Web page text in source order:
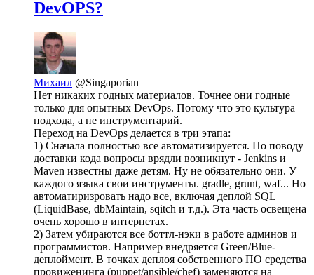
DevOPS?
Михаил @Singaporian
Нет никаких годных материалов. Точнее они годные
только для опытных DevOps. Потому что это культура
подхода, а не инструментарий.
Переход на DevOps делается в три этапа:
1) Сначала полностью все автоматизируется. По поводу
доставки кода вопросы врядли возникнут - Jenkins и
Maven известны даже детям. Ну не обязательно они. У
каждого языка свои инструменты. gradle, grunt, waf... Но
автоматиризровать надо все, включая деплой SQL
(LiquidBase, dbMaintain, sqitch и т.д.). Эта часть освещена
очень хорошо в интернетах.
2) Затем убираются все боттл-нэки в работе админов и
программистов. Например внедряется Green/Blue-
деплоймент. В точках деплоя собственного ПО средства
провиженинга (puppet/ansible/chef) заменяются на